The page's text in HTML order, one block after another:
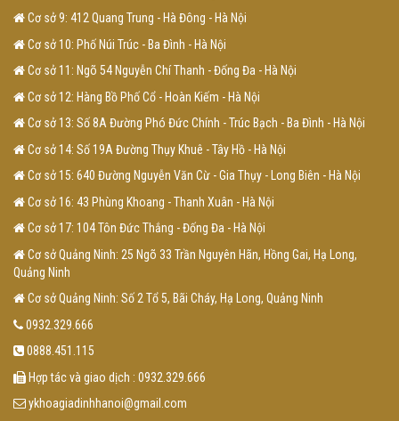
Cơ sở 9: 412 Quang Trung - Hà Đông - Hà Nội
Cơ sở 10: Phố Núi Trúc - Ba Đình - Hà Nội
Cơ sở 11: Ngõ 54 Nguyễn Chí Thanh - Đống Đa - Hà Nội
Cơ sở 12: Hàng Bồ Phố Cổ - Hoàn Kiếm - Hà Nội
Cơ sở 13: Số 8A Đường Phó Đức Chính - Trúc Bạch - Ba Đình - Hà Nội
Cơ sở 14: Số 19A Đường Thụy Khuê - Tây Hồ - Hà Nội
Cơ sở 15: 640 Đường Nguyễn Văn Cừ - Gia Thụy - Long Biên - Hà Nội
Cơ sở 16: 43 Phùng Khoang - Thanh Xuân - Hà Nội
Cơ sở 17: 104 Tôn Đức Thắng - Đống Đa - Hà Nội
Cơ sở Quảng Ninh: 25 Ngõ 33 Trần Nguyên Hãn, Hồng Gai, Hạ Long,
Quảng Ninh
Cơ sở Quảng Ninh: Số 2 Tổ 5, Bãi Cháy, Hạ Long, Quảng Ninh
0932.329.666
0888.451.115
Hợp tác và giao dịch : 0932.329.666
ykhoagiadinhhanoi@gmail.com